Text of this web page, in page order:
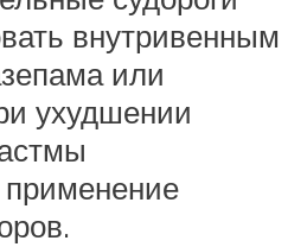
внутривенным
или
ухудшении
применение